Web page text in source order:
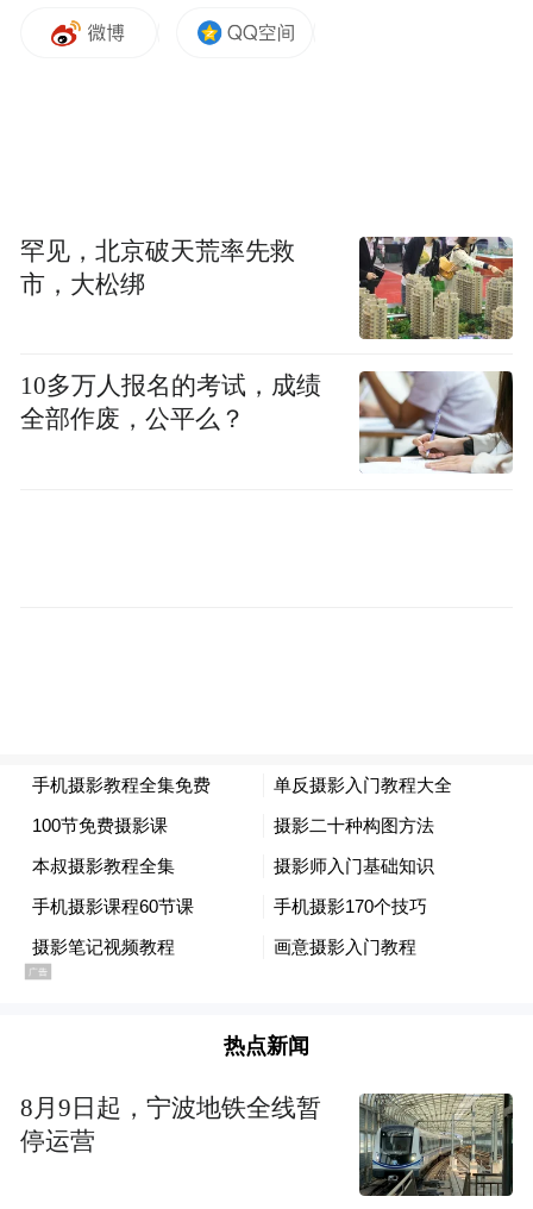
罕见，北京破天荒率先救
市，大松绑
10多万人报名的考试，成绩
全部作废，公平么？
热点新闻
8月9日起，宁波地铁全线暂
停运营